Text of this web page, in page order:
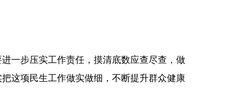
一步压实工作责任，摸清底数应查尽查，做
这项民生工作做实做细，不断提升群众健康